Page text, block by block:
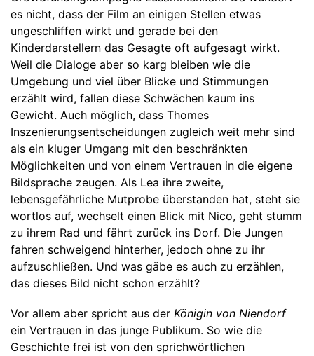
es nicht, dass der Film an einigen Stellen etwas
ungeschliffen wirkt und gerade bei den
Kinderdarstellern das Gesagte oft aufgesagt wirkt.
Weil die Dialoge aber so karg bleiben wie die
Umgebung und viel über Blicke und Stimmungen
erzählt wird, fallen diese Schwächen kaum ins
Gewicht. Auch möglich, dass Thomes
Inszenierungsentscheidungen zugleich weit mehr sind
als ein kluger Umgang mit den beschränkten
Möglichkeiten und von einem Vertrauen in die eigene
Bildsprache zeugen. Als Lea ihre zweite,
lebensgefährliche Mutprobe überstanden hat, steht sie
wortlos auf, wechselt einen Blick mit Nico, geht stumm
zu ihrem Rad und fährt zurück ins Dorf. Die Jungen
fahren schweigend hinterher, jedoch ohne zu ihr
aufzuschließen. Und was gäbe es auch zu erzählen,
das dieses Bild nicht schon erzählt?
Vor allem aber spricht aus der Königin von Niendorf
ein Vertrauen in das junge Publikum. So wie die
Geschichte frei ist von den sprichwörtlichen